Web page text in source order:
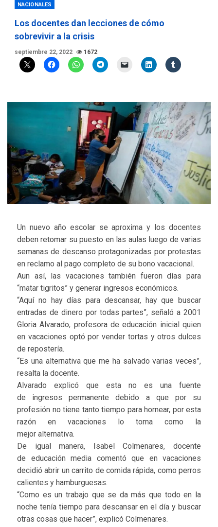
NACIONALES
Los docentes dan lecciones de cómo
sobrevivir a la crisis
septiembre 22, 2022 1672
Un nuevo año escolar se aproxima y los docentes
deben retomar su puesto en las aulas luego de varias
semanas de descanso protagonizadas por protestas
en reclamo al pago completo de su bono vacacional.
Aun así, las vacaciones también fueron días para
“matar tigritos” y generar ingresos económicos.
“Aquí no hay días para descansar, hay que buscar
entradas de dinero por todas partes”, señaló a 2001
Gloria Alvarado, profesora de educación inicial quien
en vacaciones optó por vender tortas y otros dulces
de repostería.
“Es una alternativa que me ha salvado varias veces”,
resalta la docente.
Alvarado explicó que esta no es una fuente
de ingresos permanente debido a que por su
profesión no tiene tanto tiempo para hornear, por esta
razón en vacaciones lo toma como la
mejor alternativa.
De igual manera, Isabel Colmenares, docente
de educación media comentó que en vacaciones
decidió abrir un carrito de comida rápida, como perros
calientes y hamburguesas.
“Como es un trabajo que se da más que todo en la
noche tenía tiempo para descansar en el día y buscar
otras cosas que hacer”, explicó Colmenares.